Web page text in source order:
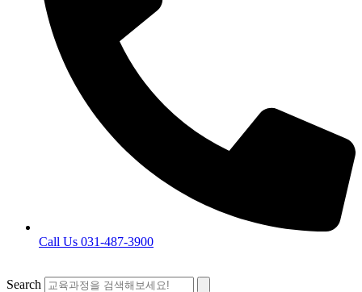
Call Us 031-487-3900
Search